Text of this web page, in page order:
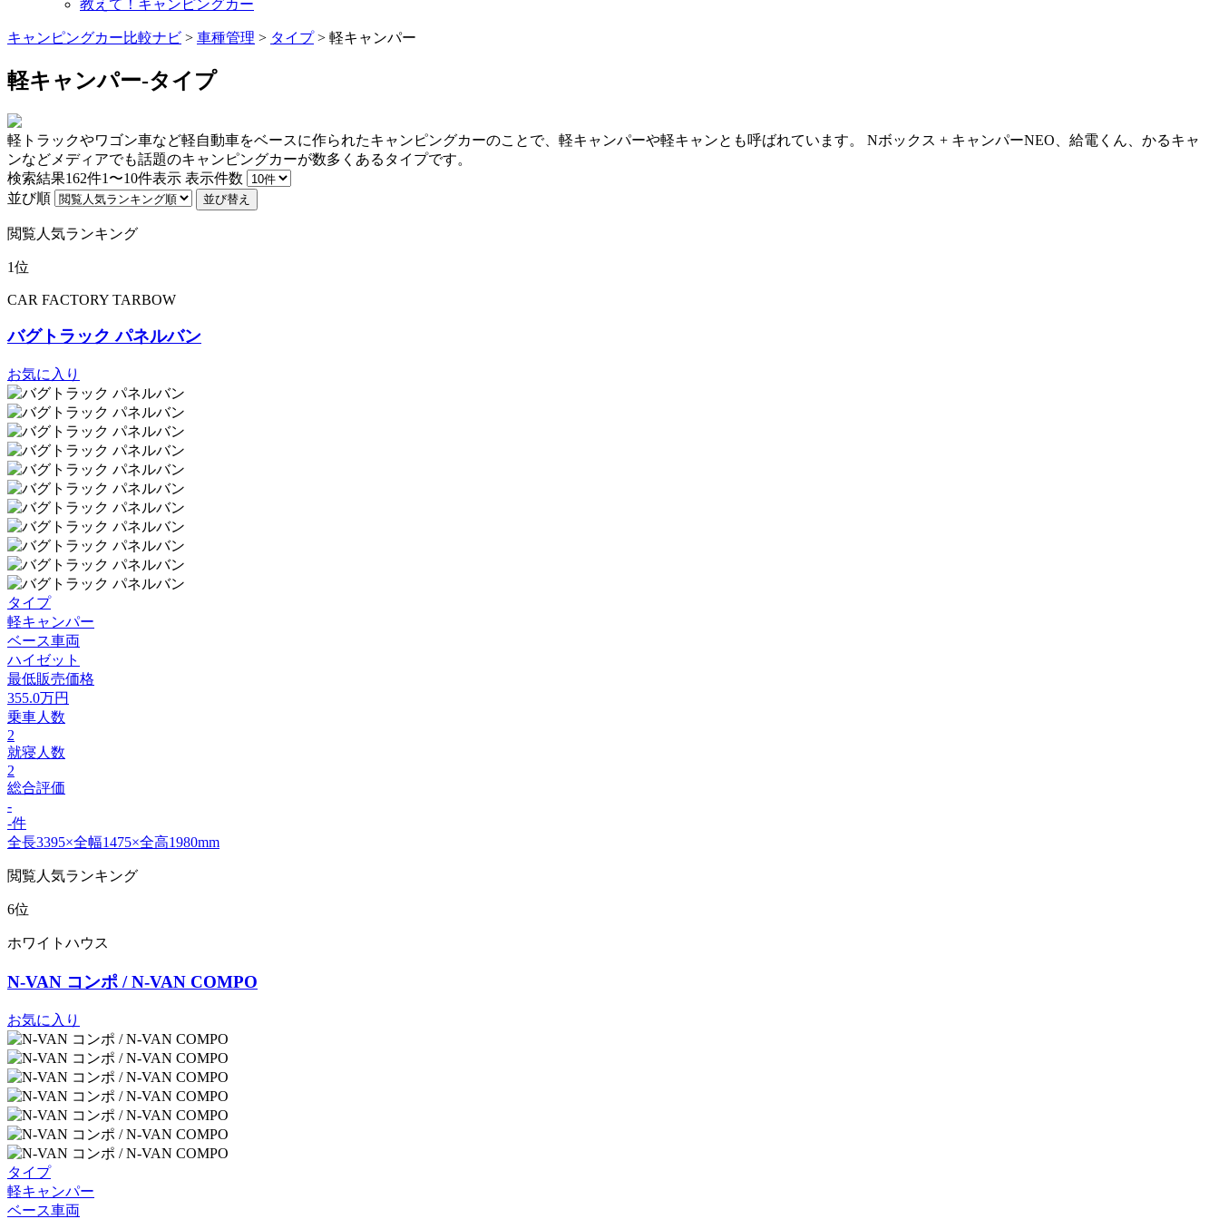
教えて！キャンピングカー
キャンピングカー比較ナビ > 車種管理 > タイプ> 軽キャンパー
軽キャンパー-タイプ
軽トラックやワゴン車など軽自動車をベースに作られたキャンピングカーのことで、軽キャンパーや軽キャンとも呼ばれています。 Nボックス + キャンパーNEO、給電くん、かるキャ
ンなどメディアでも話題のキャンピングカーが数多くあるタイプです。
検索結果162件1〜10件表示 表示件数
並び順
並び替え
閲覧人気ランキング
1位
CAR FACTORY TARBOW
バグトラック パネルバン
お気に入り
タイプ
軽キャンパー
ベース車両
ハイゼット
最低販売価格
355.0万円
乗車人数
2
就寝人数
2
総合評価
-
-件
全長3395×全幅1475×全高1980mm
閲覧人気ランキング
6位
ホワイトハウス
N-VAN コンポ / N-VAN COMPO
お気に入り
タイプ
軽キャンパー
ベース車両